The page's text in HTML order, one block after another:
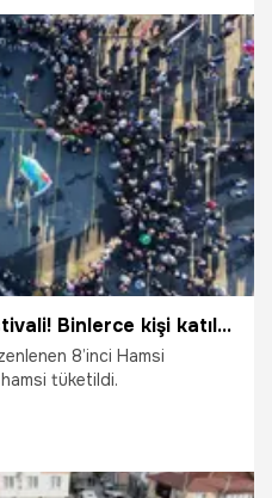
Rize'de 8’inci Hamsi Festivali! Binlerce kişi katıldı, 2 saatte 2 ton hamsi tüketildi
8’inci Hamsi
tüketildi.